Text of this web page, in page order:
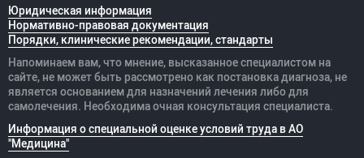
Юридическая информация
Нормативно-правовая документация
Порядки, клинические рекомендации, стандарты
Напоминаем вам, что мнение, высказанное специалистом на
сайте, не может быть рассмотрено как постановка диагноза, не
является основанием для назначений лечения либо для
самолечения. Необходима очная консультация специалиста.
Информация о специальной оценке условий труда в АО
"Медицина"